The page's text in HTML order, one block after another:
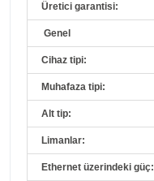
Üretici garantisi:
Genel
Cihaz tipi:
Muhafaza tipi:
Alt tip:
Limanlar:
Ethernet üzerindeki güç: